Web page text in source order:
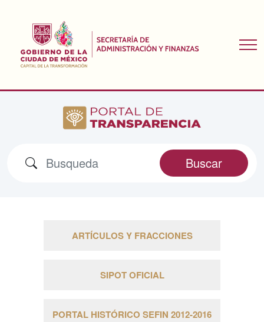
Buscar
ARTÍCULOS Y FRACCIONES
SIPOT OFICIAL
PORTAL HISTÓRICO SEFIN 2012-2016